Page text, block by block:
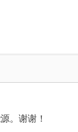
。谢谢！